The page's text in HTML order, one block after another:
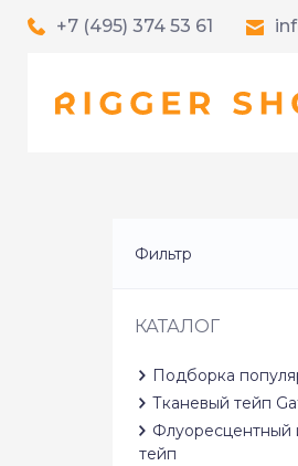
+7 (495) 374 53 61
Фильтр
КАТАЛОГ
Подборка
Тканевый тейп
Флуоресцентный
тейп